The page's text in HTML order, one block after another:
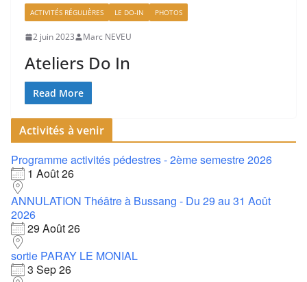
ACTIVITÉS RÉGULIÈRES LE DO-IN PHOTOS
2 juin 2023 Marc NEVEU
Ateliers Do In
Read More
Activités à venir
Programme activités pédestres - 2ème semestre 2026
1 Août 26
ANNULATION Théâtre à Bussang - Du 29 au 31 Août
2026
29 Août 26
sortie PARAY LE MONIAL
3 Sep 26